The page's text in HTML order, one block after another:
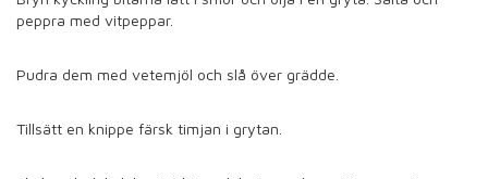
peppra med vitpeppar.
Pudra dem med vetemjöl och slå över grädde.
Tillsätt en knippe färsk timjan i grytan.